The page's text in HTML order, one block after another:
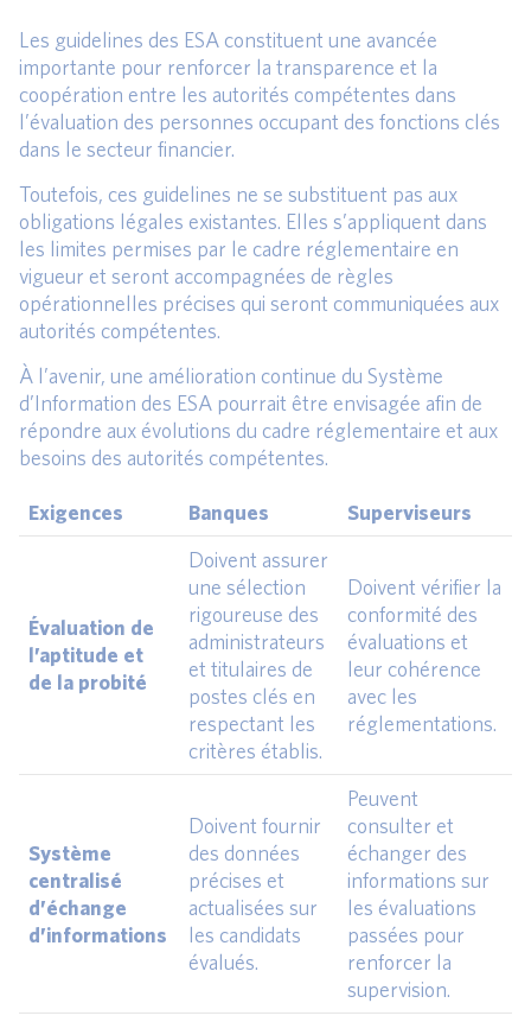
Les guidelines des ESA constituent une avancée
importante pour renforcer la transparence et la
coopération entre les autorités compétentes dans
l’évaluation des personnes occupant des fonctions clés
dans le secteur financier.
Toutefois, ces guidelines ne se substituent pas aux
obligations légales existantes. Elles s’appliquent dans
les limites permises par le cadre réglementaire en
vigueur et seront accompagnées de règles
opérationnelles précises qui seront communiquées aux
autorités compétentes.
À l’avenir, une amélioration continue du Système
d’Information des ESA pourrait être envisagée afin de
répondre aux évolutions du cadre réglementaire et aux
besoins des autorités compétentes.
Exigences Banques Superviseurs
Évaluation de
l’aptitude et
de la probité
Doivent assurer
une sélection
rigoureuse des
administrateurs
et titulaires de
postes clés en
respectant les
critères établis.
Doivent vérifier la
conformité des
évaluations et
leur cohérence
avec les
réglementations.
Système
centralisé
d’échange
d’informations
Doivent fournir
des données
précises et
actualisées sur
les candidats
évalués.
Peuvent
consulter et
échanger des
informations sur
les évaluations
passées pour
renforcer la
supervision.